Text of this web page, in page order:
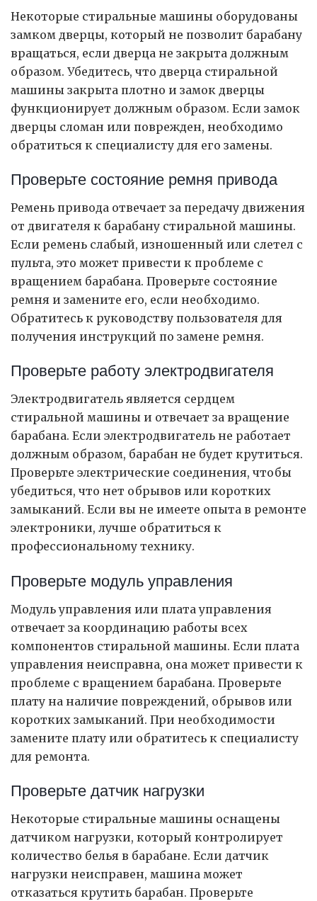
Некоторые стиральные машины оборудованы
замком дверцы, который не позволит барабану
вращаться, если дверца не закрыта должным
образом. Убедитесь, что дверца стиральной
машины закрыта плотно и замок дверцы
функционирует должным образом. Если замок
дверцы сломан или поврежден, необходимо
обратиться к специалисту для его замены.
Проверьте состояние ремня привода
Ремень привода отвечает за передачу движения
от двигателя к барабану стиральной машины.
Если ремень слабый, изношенный или слетел с
пульта, это может привести к проблеме с
вращением барабана. Проверьте состояние
ремня и замените его, если необходимо.
Обратитесь к руководству пользователя для
получения инструкций по замене ремня.
Проверьте работу электродвигателя
Электродвигатель является сердцем
стиральной машины и отвечает за вращение
барабана. Если электродвигатель не работает
должным образом, барабан не будет крутиться.
Проверьте электрические соединения, чтобы
убедиться, что нет обрывов или коротких
замыканий. Если вы не имеете опыта в ремонте
электроники, лучше обратиться к
профессиональному технику.
Проверьте модуль управления
Модуль управления или плата управления
отвечает за координацию работы всех
компонентов стиральной машины. Если плата
управления неисправна, она может привести к
проблеме с вращением барабана. Проверьте
плату на наличие повреждений, обрывов или
коротких замыканий. При необходимости
замените плату или обратитесь к специалисту
для ремонта.
Проверьте датчик нагрузки
Некоторые стиральные машины оснащены
датчиком нагрузки, который контролирует
количество белья в барабане. Если датчик
нагрузки неисправен, машина может
отказаться крутить барабан. Проверьте